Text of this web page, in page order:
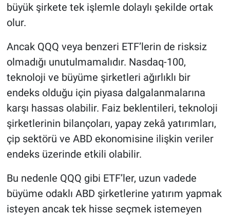
büyük şirkete tek işlemle dolaylı şekilde ortak
olur.
Ancak QQQ veya benzeri ETF’lerin de risksiz
olmadığı unutulmamalıdır. Nasdaq-100,
teknoloji ve büyüme şirketleri ağırlıklı bir
endeks olduğu için piyasa dalgalanmalarına
karşı hassas olabilir. Faiz beklentileri, teknoloji
şirketlerinin bilançoları, yapay zekâ yatırımları,
çip sektörü ve ABD ekonomisine ilişkin veriler
endeks üzerinde etkili olabilir.
Bu nedenle QQQ gibi ETF’ler, uzun vadede
büyüme odaklı ABD şirketlerine yatırım yapmak
isteyen ancak tek hisse seçmek istemeyen